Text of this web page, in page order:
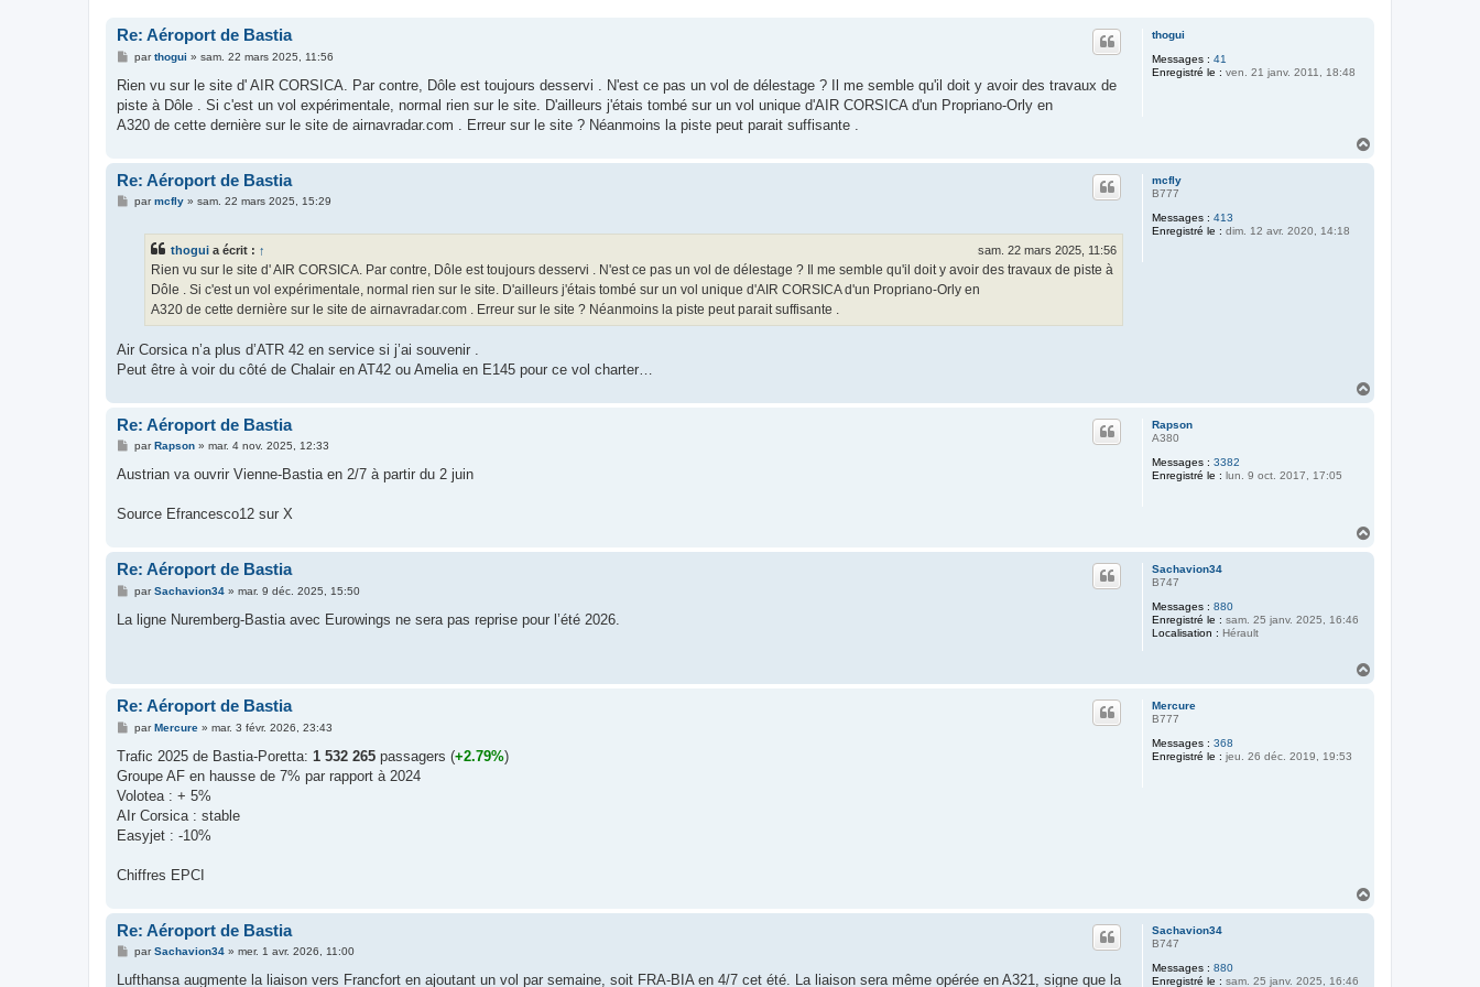
thogui
Messages : 41
Enregistré le : ven. 21 janv. 2011, 18:48
Re: Aéroport de Bastia
M
s
a
g
parthogui » sam. 22 mars 2025, 11:56
Rien vu sur le site d' AIR CORSICA. Par contre, Dôle est toujours desservi . N'est ce pas un vol de délestage ? Il me semble qu'il doit y avoir des travaux de
piste à Dôle . Si c'est un vol expérimentale, normal rien sur le site. D'ailleurs j'étais tombé sur un vol unique d'AIR CORSICA d'un Propriano-Orly en
A320 de cette dernière sur le site de airnavradar.com . Erreur sur le site ? Néanmoins la piste peut parait suffisante .
mcfly
B777
Messages : 413
Enregistré le : dim. 12 avr. 2020, 14:18
Re: Aéroport de Bastia
Mparmcfly» sam. 22 mars 2025, 15:29
thogui a écrit : ↑ sam. 22 mars 2025, 11:56
Rien vu sur le site d' AIR CORSICA. Par contre, Dôle est toujours desservi . N'est ce pas un vol de délestage ? Il me semble qu'il doit y avoir des travaux de piste à
Dôle . Si c'est un vol expérimentale, normal rien sur le site. D'ailleurs j'étais tombé sur un vol unique d'AIR CORSICA d'un Propriano-Orly en
A320 de cette dernière sur le site de airnavradar.com . Erreur sur le site ? Néanmoins la piste peut parait suffisante .
Air Corsica n’a plus d’ATR 42 en service si j’ai souvenir .
Peut être à voir du côté de Chalair en AT42 ou Amelia en E145 pour ce vol charter…
Rapson
A380
Messages : 3382
Enregistré le : lun. 9 oct. 2017, 17:05
Re: Aéroport de Bastia
M
s
g
parRapson» mar. 4 nov. 2025, 12:33
Austrian va ouvrir Vienne-Bastia en 2/7 à partir du 2 juin
Source Efrancesco12 sur X
Sachavion34
B747
Messages : 880
Enregistré le : sam. 25 janv. 2025, 16:46
Localisation : Hérault
Re: Aéroport de Bastia
M
s
parSachavion34» mar. 9 déc. 2025, 15:50
La ligne Nuremberg-Bastia avec Eurowings ne sera pas reprise pour l’été 2026.
Mercure
B777
Messages : 368
Enregistré le : jeu. 26 déc. 2019, 19:53
Re: Aéroport de Bastia
M
s
a
g
parMercure» mar. 3 févr. 2026, 23:43
Trafic 2025 de Bastia-Poretta: 1 532 265 passagers (+2.79%)
Groupe AF en hausse de 7% par rapport à 2024
Volotea : + 5%
AIr Corsica : stable
Easyjet : -10%
Chiffres EPCI
Sachavion34
B747
Messages : 880
Enregistré le : sam. 25 janv. 2025, 16:46
Re: Aéroport de Bastia
M
s
parSachavion34» mer. 1 avr. 2026, 11:00
Lufthansa augmente la liaison vers Francfort en ajoutant un vol par semaine, soit FRA-BIA en 4/7 cet été. La liaison sera même opérée en A321, signe que la